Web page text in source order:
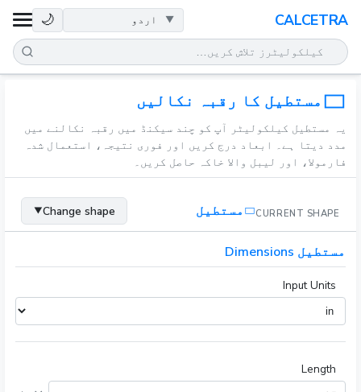
CALCETRA
🌙
ریاضی
تبدیلیاں
سائنس
دیگر اوزار
مستطیل کا رقبہ نکالیں
یہ مستطیل کیلکولیٹر آپ کو چند سیکنڈ میں رقبہ نکالنے میں
مدد دیتا ہے۔ ابعاد درج کریں اور فوری نتیجہ، استعمال شدہ
فارمولا، اور لیبل والا خاکہ حاصل کریں۔
CURRENT SHAPE مستطیل Change shape
▼
مستطیل Dimensions
Input Units
Length